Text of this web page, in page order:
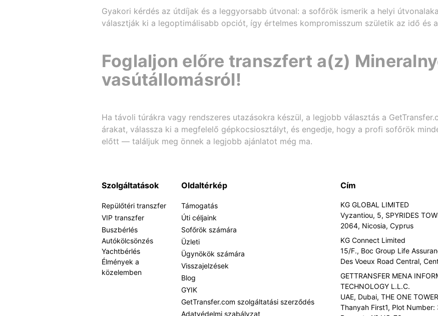
Gyakori kérdés az útdíjak és a leggyorsabb útvonal: a sofőrök ismerik a helyi
választják ki a legoptimálisabb opciót, így értelmes kompromisszum születik az idő és
Foglaljon előre transzfert a(z)
vasútállomásról!
Ha távoli túrákra vagy rendszeres utazásokra készül, a legjobb választás a
árakat, válassza ki a megfelelő gépkocsiosztályt, és engedje, hogy a profi sofőrök
előtt — találjuk meg önnek a legjobb ajánlatot még ma.
Szolgáltatások
Repülőtéri transzfer
VIP transzfer
Buszbérlés
Autókölcsönzés
Yachtbérlés
Élmények a
közelemben
Oldaltérkép
Támogatás
Úti céljaink
Sofőrök számára
Üzleti
Ügynökök számára
Visszajelzések
Blog
GYIK
GetTransfer.com szolgáltatási szerződés
Adatvédelmi szabályzat
Cím
KG GLOBAL LIMITED
Vyzantiou, 5, SPYRIDES
2064, Nicosia, Cyprus
KG Connect Limited
15/F., Boc Group Life
Des Voeux Road Central,
GETTRANSFER MENA
TECHNOLOGY L.L.C.
UAE, Dubai, THE ONE
Thanyah First1, Plot Number: